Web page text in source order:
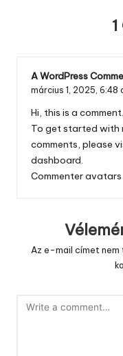
A WordPress
március 1, 2025, 6:48
Hi, this is a comment.
To get started with
comments, please
dashboard.
Commenter avatars
Az e-mail címet nem